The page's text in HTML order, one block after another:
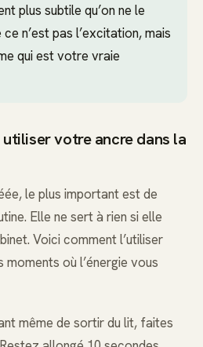
plus subtile qu’on ne le
n’est pas l’excitation, mais
qui est votre vraie
votre ancre dans la
le plus important est de
Elle ne sert à rien si elle
Voici comment l’utiliser
où l’énergie vous
même de sortir du lit, faites